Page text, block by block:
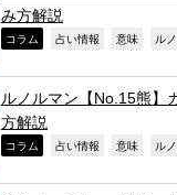
み方解説
コラム 占い情報 意味 ル
ルノルマン【No.15熊】
方解説
コラム 占い情報 意味 ル